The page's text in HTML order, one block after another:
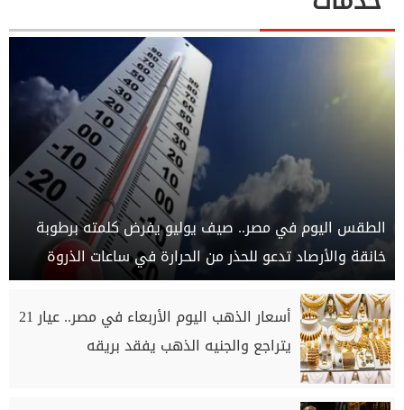
الطقس اليوم في مصر.. صيف يوليو يفرض كلمته برطوبة
خانقة والأرصاد تدعو للحذر من الحرارة في ساعات الذروة
أسعار الذهب اليوم الأربعاء في مصر.. عيار 21
يتراجع والجنيه الذهب يفقد بريقه